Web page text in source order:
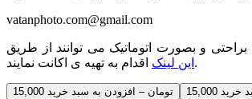
vatanphoto.com@gmail.com
براحتی و بصورت اتوماتیک می توانند از طریق
این لینک اقدام به تهیه ی اکانت نمایند.
15,000 تومان – افزودن به سبد خرید